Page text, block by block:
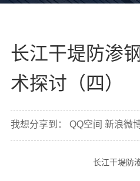
长江干堤防渗
术探讨（四）
我想分享到： QQ空间 新浪微
长江干堤防